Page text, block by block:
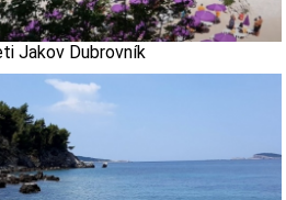
Jakov Dubrovník